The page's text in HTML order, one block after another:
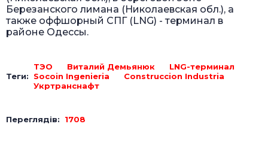
Березанского лимана (Николаевская обл.), а
также оффшорный СПГ (LNG) - терминал в
районе Одессы.
Теги:
ТЭО Виталий Демьянюк
LNG-терминал
Socoin Ingenieria
Construccion Industria
Укртранснафт
Переглядів: 1708